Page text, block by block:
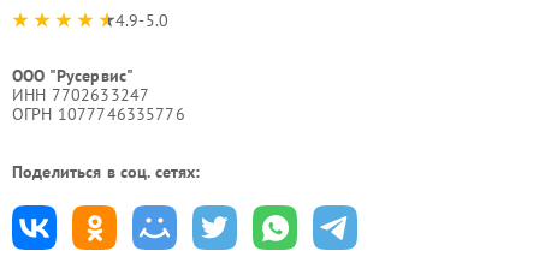
4.9-5.0
ООО "Русервис"
ИНН 7702633247
ОГРН 1077746335776
Поделиться в соц. сетях: